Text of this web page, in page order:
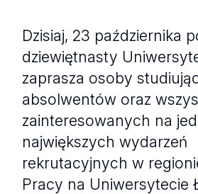
Dzisiaj, 23 października
dziewiętnasty
zaprasza osoby
absolwentów oraz
zainteresowanych na
największych wydarzeń
rekrutacyjnych w
Pracy na Uniwersytecie